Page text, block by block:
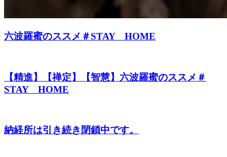
六波羅蜜のススメ＃STAY HOME
【精進】【禅定】【智慧】六波羅蜜のススメ＃
STAY HOME
納経所は引き続き閉鎖中です。